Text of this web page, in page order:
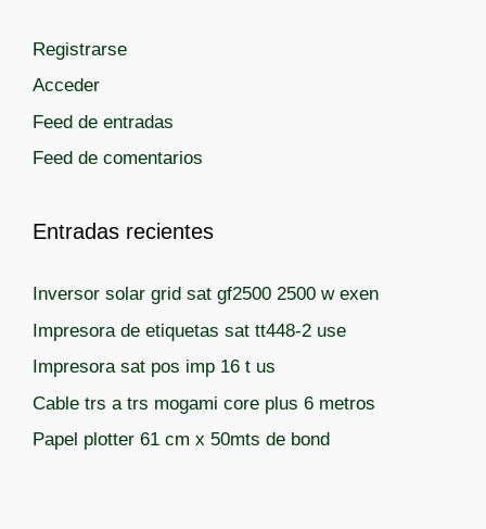
a
a
Registrarse
Acceder
Feed de entradas
Feed de comentarios
Entradas recientes
Inversor solar grid sat gf2500 2500 w exen
Impresora de etiquetas sat tt448-2 use
Impresora sat pos imp 16 t us
Cable trs a trs mogami core plus 6 metros
Papel plotter 61 cm x 50mts de bond